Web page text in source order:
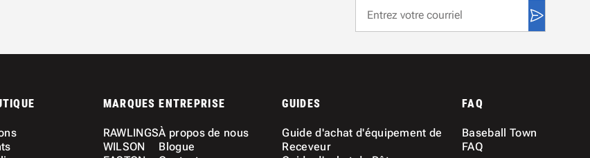
MARQUES
RAWLINGS
WILSON
ENTREPRISE
À propos de nous
Blogue
GUIDES
Guide d'achat d'équipement de
Receveur
FAQ
Baseball Town
FAQ